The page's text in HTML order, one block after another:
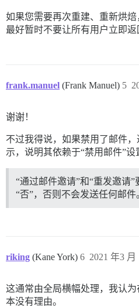
如果您需要再次重建、重新烘焙
最好暂时不要让所有用户立即返
frank.manuel (Frank Manuel) 5
谢谢！
不过我得说，如果禁用了邮件
示，说明其依赖于“禁用邮件”设
“通过邮件邀请”和“重发邀请
“否”，否则不会发送任何邮件
riking (Kane York) 2021 年3 月
6
这通常由全局横幅处理，我认
本没有理由。